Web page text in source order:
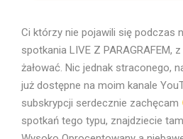
Ci którzy nie pojawili się podczas
spotkania LIVE Z PARAGRAFEM,
żałować. Nic jednak straconego,
już dostępne na moim kanale
subskrypcji serdecznie zachęcam
spotkań tego typu, znajdziecie